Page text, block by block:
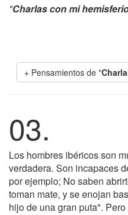
"Charlas con mi
+ Pensamientos de "
03.
Los hombres ibéricos son
verdadera. Son incapaces
por ejemplo; No saben
toman mate, y se enojan
hijo de una gran puta".